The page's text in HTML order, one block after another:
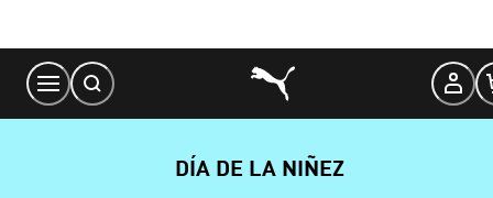
Content
DÍA DE LA NIÑEZ